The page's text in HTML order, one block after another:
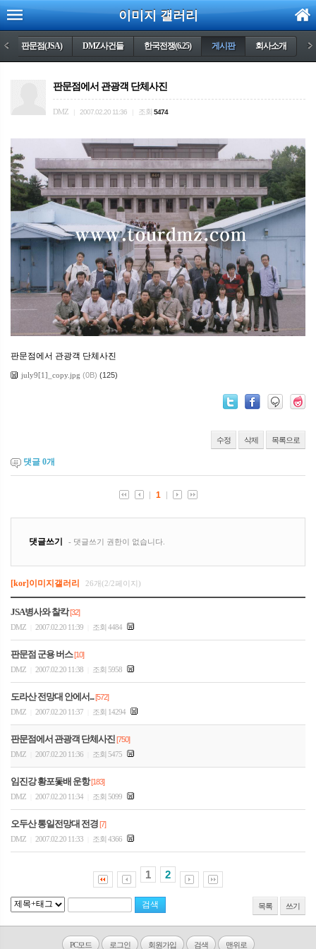
이미지 갤러리
< 판문점(JSA) DMZ사건들 한국전쟁(6.25) 게시판 회사소개 >
판문점에서 관광객 단체사진
DMZ 2007.02.20 11:36 조회 5474
판문점에서 관광객 단체사진
july9[1]_copy.jpg (0B) (125)
수정 삭제 목록으로
댓글 0개
[kor]이미지갤러리 26개(2/2페이지)
JSA병사와 찰칵[32]
DMZ
2007.02.20 11:39 조회 4484
판문점 군용 버스[10]
DMZ
2007.02.20 11:38 조회 5958
도라산 전망대 안에서...[572]
DMZ
2007.02.20 11:37 조회 14294
판문점에서 관광객 단체사진 [750]
DMZ
2007.02.20 11:36 조회 5475
임진강 황포돛배 운항[183]
DMZ
2007.02.20 11:34 조회 5099
오두산 통일전망대 전경[7]
DMZ
2007.02.20 11:33 조회 4366
1 2
목록 쓰기
PC모드 로그인 회원가입 검색 맨위로